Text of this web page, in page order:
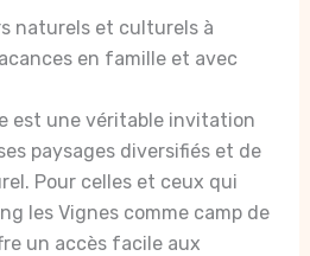
naturels et culturels à
en famille et avec
est une véritable invitation
paysages diversifiés et de
Pour celles et ceux qui
les Vignes comme camp de
un accès facile aux